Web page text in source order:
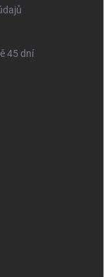
45 dní